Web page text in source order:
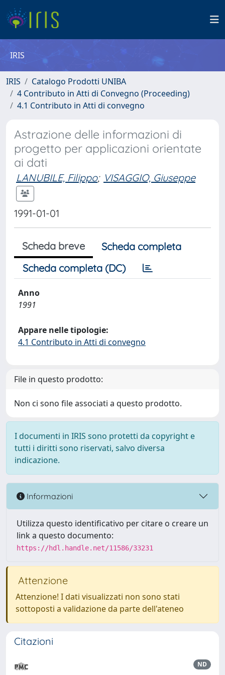
IRIS
IRIS
Catalogo Prodotti UNIBA
4 Contributo in Atti di Convegno (Proceeding)
4.1 Contributo in Atti di convegno
Astrazione delle informazioni di
progetto per applicazioni orientate
ai dati
LANUBILE, Filippo; VISAGGIO, Giuseppe
1991-01-01
Scheda breve
Scheda completa
Scheda completa (DC)
Anno
1991
Appare nelle tipologie:
4.1 Contributo in Atti di convegno
File in questo prodotto:
Non ci sono file associati a questo prodotto.
I documenti in IRIS sono protetti da copyright e
tutti i diritti sono riservati, salvo diversa
indicazione.
Informazioni
Utilizza questo identificativo per citare o creare un
link a questo documento:
https://hdl.handle.net/11586/33231
Attenzione
Attenzione! I dati visualizzati non sono stati
sottoposti a validazione da parte dell'ateneo
Citazioni
ND